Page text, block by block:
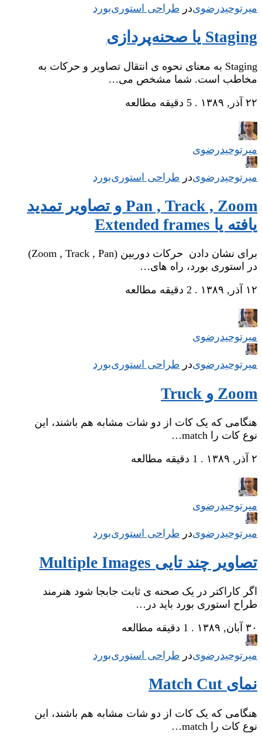
میر‌توحیدرضویدر طراحی استوری‌بورد
Staging یا صحنه‌پردازی
Staging به معنای نحوه ی انتقال تصاویر و حرکات به
مخاطب است. شما مشخص می…
۲۲ آذر, ۱۳۸۹
. 5 دقیقه مطالعه
میر‌توحیدرضوی
میر‌توحیدرضویدر طراحی استوری‌بورد
Pan , Track , Zoom و تصاویر تمدید
یافته یا Extended frames
برای نشان دادن حرکات دوربین (Zoom , Track , Pan)
در استوری بورد، راه های…
۱۲ آذر, ۱۳۸۹
. 2 دقیقه مطالعه
میر‌توحیدرضوی
میر‌توحیدرضویدر طراحی استوری‌بورد
Zoom و Truck
هنگامی که یک کات از دو شات مشابه هم باشند، این
نوع کات را match…
۲ آذر, ۱۳۸۹
. 1 دقیقه مطالعه
میر‌توحیدرضوی
میر‌توحیدرضویدر طراحی استوری‌بورد
تصاویر چند تایی Multiple Images
اگر کاراکتر در یک صحنه ی ثابت جابجا شود هنرمند
طراح استوری بورد باید در…
۳۰ آبان, ۱۳۸۹
. 1 دقیقه مطالعه
میر‌توحیدرضویدر طراحی استوری‌بورد
نمای Match Cut
هنگامی که یک کات از دو شات مشابه هم باشند، این
نوع کات را match…